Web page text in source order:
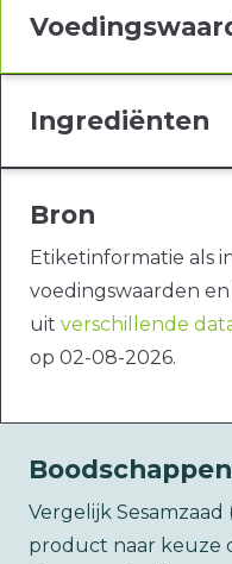
Ingrediënten
Bron
Etiketinformatie als
voedingswaarden
uit verschillende
op 02-08-2026.
Vergelijk
product naar keuze